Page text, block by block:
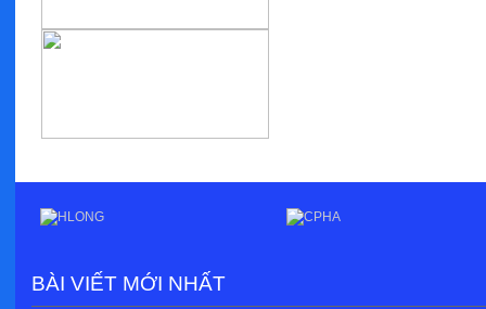
BÀI VIẾT MỚI NHẤT